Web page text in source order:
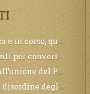
ad arrivare e tutta la Terra sarà oscurata.
e per chi non si sarà preparato saranno dolori.
che da attendere pochissimo.
troppo tardi, il tradimento è stato grande!